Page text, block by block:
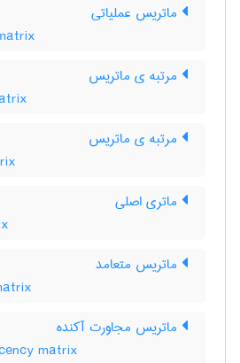
ماتریس عملیاتی
مرتبه ی ماتریس
مرتبه ی ماتریس
ماتری اصلی
ماتریس متعامد
ماتریس مجاورت آکنده
matrix